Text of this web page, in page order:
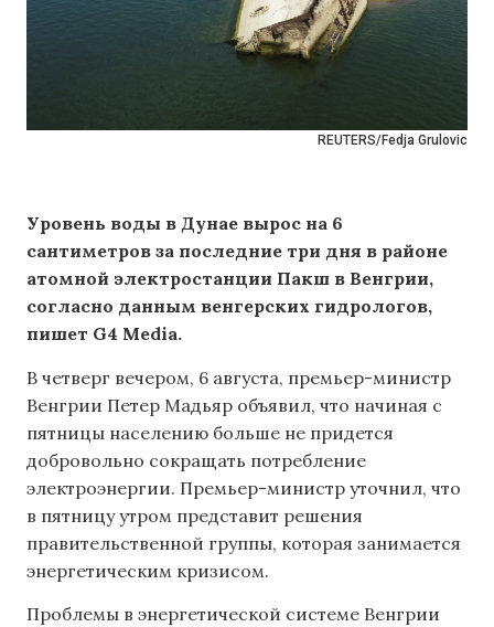
REUTERS/Fedja Grulovic
Уровень воды в Дунае вырос на 6
сантиметров за последние три дня в районе
атомной электростанции Пакш в Венгрии,
согласно данным венгерских гидрологов,
пишет G4 Media.
В четверг вечером, 6 августа, премьер-министр
Венгрии Петер Мадьяр объявил, что начиная с
пятницы населению больше не придется
добровольно сокращать потребление
электроэнергии. Премьер-министр уточнил, что
в пятницу утром представит решения
правительственной группы, которая занимается
энергетическим кризисом.
Проблемы в энергетической системе Венгрии